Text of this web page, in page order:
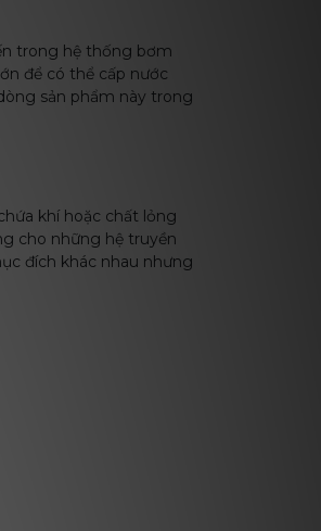
trong hệ thống bơm
để có thể cấp nước
sản phẩm này trong
khí hoặc chất lỏng
cho những hệ truyền
đích khác nhau nhưng